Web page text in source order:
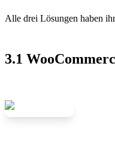
Alle drei Lösungen haben
3.1